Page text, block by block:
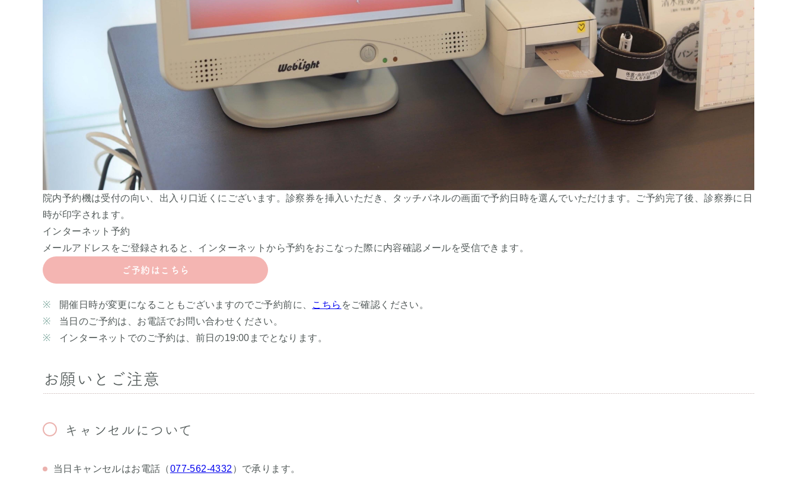
院内予約機は受付の向い、出入り口近くにございます。診察券を挿入いただき、 タッチパネルの画面で予約日時を選んでいただけます。ご予約完了後、診察券に日
時が印字されます。
インターネット予約
メールアドレスをご登録されると、インターネットから予約をおこなった際に内容確認メールを受信できます。
ご予約はこちら
開催日時が変更になることもございますのでご予約前に、 こちら をご確認ください。
当日のご予約は、お電話でお問い合わせください。
インターネットでのご予約は、前日の19:00までとなります。
お願いとご注意
キャンセルについて
当日キャンセルはお電話（077-562-4332 ）で承ります。